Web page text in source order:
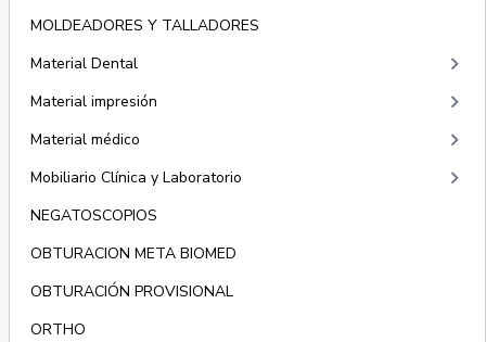
MOLDEADORES Y TALLADORES
Material Dental
keyboard_arrow_right
Material impresión keyboard_arrow_right
Material médico keyboard_arrow_right
Mobiliario Clínica y Laboratorio keyboard_arrow_right
NEGATOSCOPIOS
OBTURACION META BIOMED
OBTURACIÓN PROVISIONAL
ORTHO